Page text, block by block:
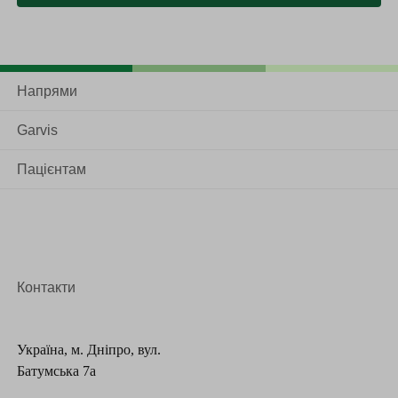
Операція проводиться під загальним наркозом. При
порожнину, перев’язує судини, після чого видаляє
невеликих розрізів. Трапляються випадки, коли з
деяких причин, таких як великий розмір пухлини,
Напрями
Garvis
Пацієнтам
Контакти
Україна, м. Дніпро, вул.
Батумська 7а